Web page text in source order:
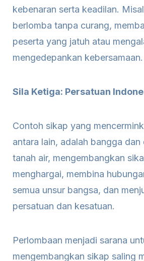
kebenaran serta keadilan.
berlomba tanpa curang,
peserta yang jatuh atau
mengedepankan kebersamaan.
Sila Ketiga: Persatuan
Contoh sikap yang
antara lain, adalah bangga
tanah air, mengembangkan
menghargai, membina
semua unsur bangsa, dan
persatuan dan kesatuan.
Perlombaan menjadi sarana
mengembangkan sikap saling